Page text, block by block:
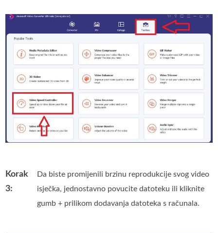
Korak
3:
Da biste promijenili brzinu reprodukcije svog video
isječka, jednostavno povucite datoteku ili kliknite
gumb + prilikom dodavanja datoteka s računala.